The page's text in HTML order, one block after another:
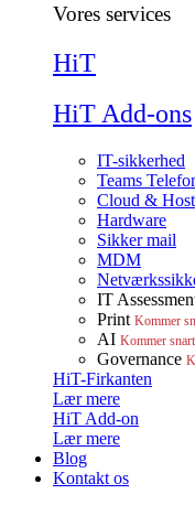
Vores services
HiT
HiT Add-ons
IT-sikkerhed
Teams
Cloud &
Hardware
Sikker mail
MDM
IT
Print Kommer
AI Kommer snart
Governance
HiT-Firkanten
Lær mere
HiT Add-on
Lær mere
Blog
Kontakt os